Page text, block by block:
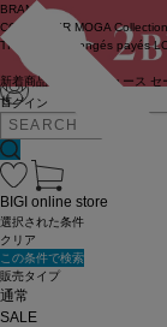
ログイン
BRAND
COUTURIER MOGA Collection
TRISTESSE
congés payés
新着商品 ニュース セ
せ
BIGI online store
選択された条件
クリア
この条件で検索
販売タイプ
通常
SALE